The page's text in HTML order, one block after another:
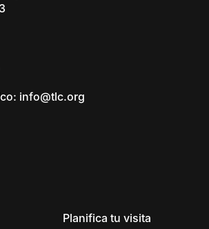
info@tlc.org
Planifica tu visita